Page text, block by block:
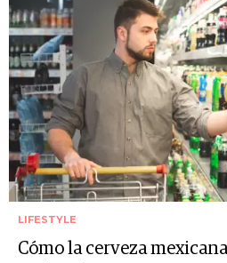
LIFESTYLE
Cómo la cerveza